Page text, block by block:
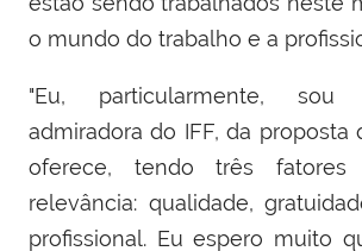
o mundo do trabalho e a
"Eu, particularmente,
admiradora do IFF, da proposta
oferece, tendo três fatores
relevância: qualidade,
profissional. Eu espero muito